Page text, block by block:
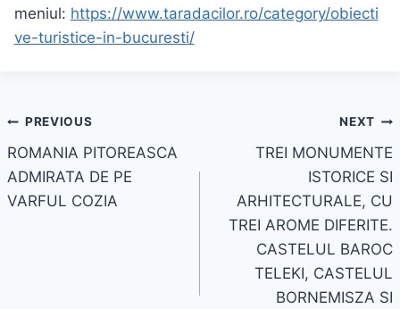
meniul: https://www.taradacilor.ro/category/obiecti
ve-turistice-in-bucuresti/
Navigare
în
articole
PREVIOUS
ROMANIA PITOREASCA
ADMIRATA DE PE
VARFUL COZIA
NEXT
TREI MONUMENTE
ISTORICE SI
ARHITECTURALE, CU
TREI AROME DIFERITE.
CASTELUL BAROC
TELEKI, CASTELUL
BORNEMISZA SI